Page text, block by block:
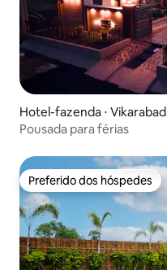
Hotel-fazenda ⋅ Vikarabad
Pousada para férias
Preferido dos hóspedes
Preferido dos hóspedes